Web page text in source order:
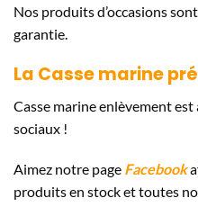
Nos produits d’occasions
garantie.
La Casse marine
Casse marine enlèvement
sociaux !
Aimez notre page Facebook
produits en stock et toutes